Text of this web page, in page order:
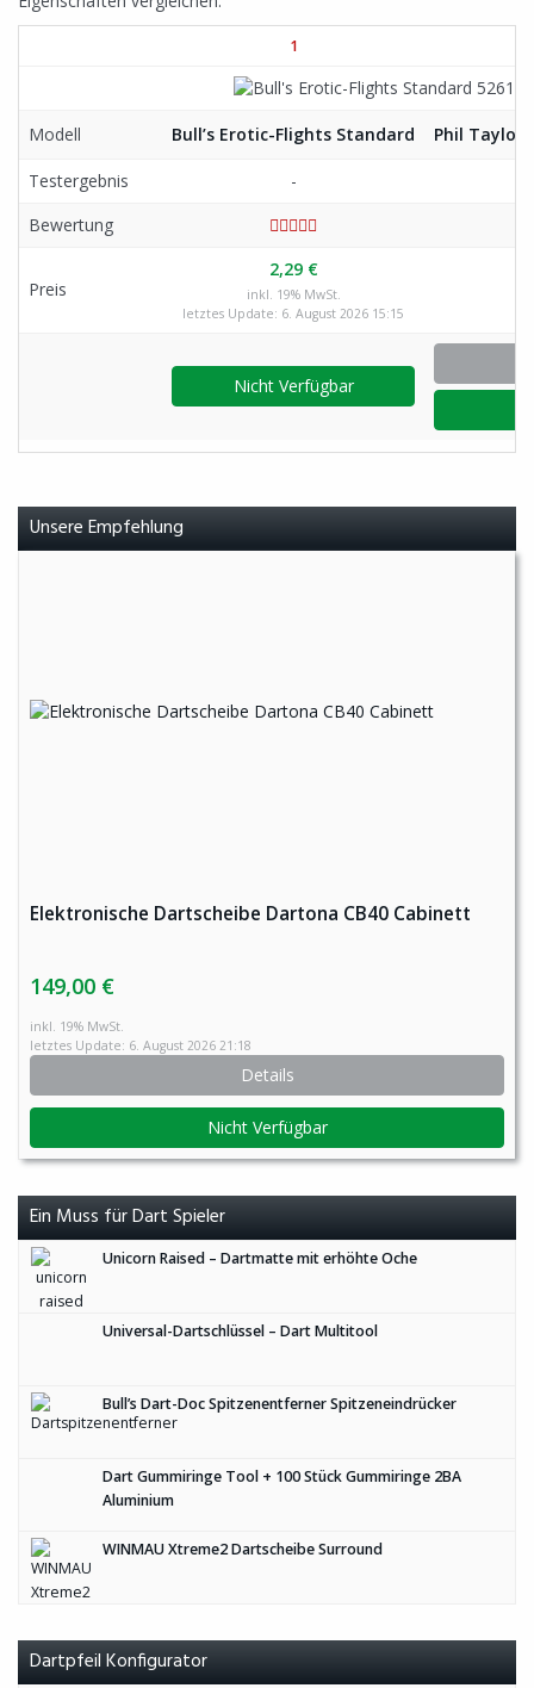
1
Modell Bull’s Erotic-Flights Standard Phil Taylor
Testergebnis
-
Bewertung
Preis
2,29 €
inkl. 19% MwSt.
letztes Update: 6. August 2026 15:15
Nicht Verfügbar
Unsere Empfehlung
Elektronische Dartscheibe Dartona CB40 Cabinett
149,00 €
inkl. 19% MwSt.
letztes Update: 6. August 2026 21:18
Details
Nicht Verfügbar
Ein Muss für Dart Spieler
Unicorn Raised – Dartmatte mit erhöhte Oche
Universal-Dartschlüssel – Dart Multitool
Bull’s Dart-Doc Spitzenentferner Spitzeneindrücker
Dart Gummiringe Tool + 100 Stück Gummiringe 2BA
Aluminium
WINMAU Xtreme2 Dartscheibe Surround
Dartpfeil Konfigurator